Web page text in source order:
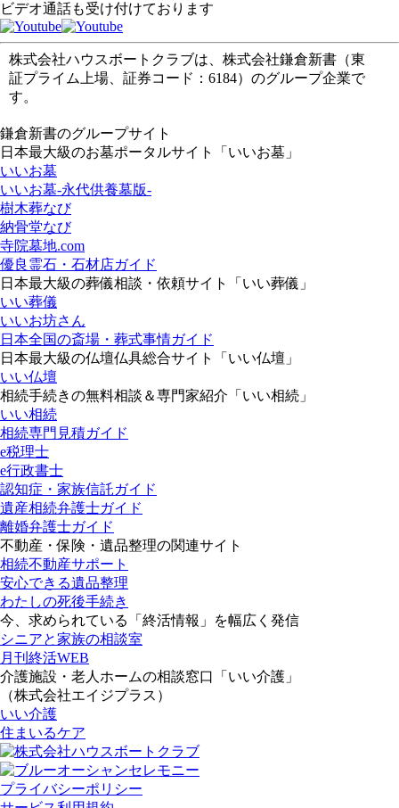
ビデオ通話も受け付けております
株式会社ハウスボートクラブは、株式会社鎌倉新書（東
証プライム上場、証券コード：6184）のグループ企業で
す。
鎌倉新書のグループサイト
日本最大級のお墓ポータルサイト「いいお墓」
いいお墓
いいお墓-永代供養墓版-
樹木葬なび
納骨堂なび
寺院墓地.com
優良霊石・石材店ガイド
日本最大級の葬儀相談・依頼サイト「いい葬儀」
いい葬儀
いいお坊さん
日本全国の斎場・葬式事情ガイド
日本最大級の仏壇仏具総合サイト「いい仏壇」
いい仏壇
相続手続きの無料相談＆専門家紹介「いい相続」
いい相続
相続専門見積ガイド
e税理士
e行政書士
認知症・家族信託ガイド
遺産相続弁護士ガイド
離婚弁護士ガイド
不動産・保険・遺品整理の関連サイト
相続不動産サポート
安心できる遺品整理
わたしの死後手続き
今、求められている「終活情報」を幅広く発信
シニアと家族の相談室
月刊終活WEB
介護施設・老人ホームの相談窓口「いい介護」
（株式会社エイジプラス）
いい介護
住まいるケア
プライバシーポリシー